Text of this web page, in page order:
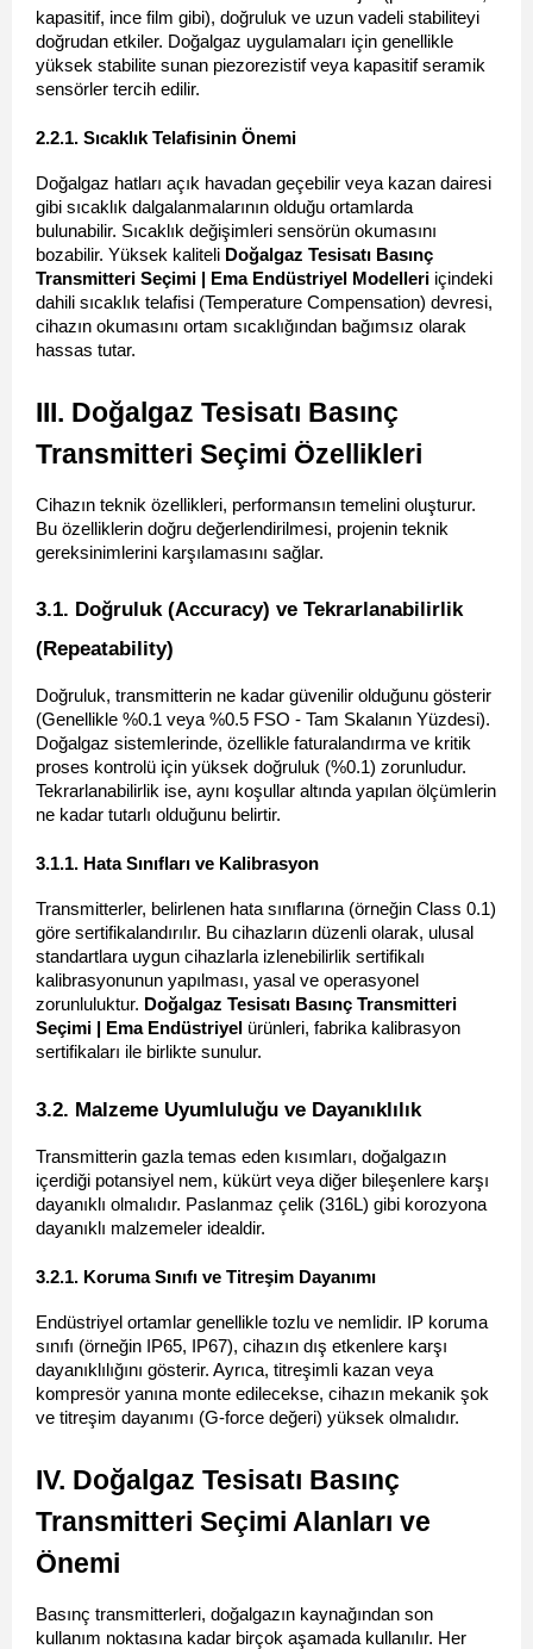
kapasitif, ince film gibi), doğruluk ve uzun vadeli stabiliteyi
doğrudan etkiler. Doğalgaz uygulamaları için genellikle
yüksek stabilite sunan piezorezistif veya kapasitif seramik
sensörler tercih edilir.
2.2.1. Sıcaklık Telafisinin Önemi
Doğalgaz hatları açık havadan geçebilir veya kazan dairesi
gibi sıcaklık dalgalanmalarının olduğu ortamlarda
bulunabilir. Sıcaklık değişimleri sensörün okumasını
bozabilir. Yüksek kaliteli Doğalgaz Tesisatı Basınç
Transmitteri Seçimi | Ema Endüstriyel Modelleri içindeki
dahili sıcaklık telafisi (Temperature Compensation) devresi,
cihazın okumasını ortam sıcaklığından bağımsız olarak
hassas tutar.
III. Doğalgaz Tesisatı Basınç
Transmitteri Seçimi Özellikleri
Cihazın teknik özellikleri, performansın temelini oluşturur.
Bu özelliklerin doğru değerlendirilmesi, projenin teknik
gereksinimlerini karşılamasını sağlar.
3.1. Doğruluk (Accuracy) ve Tekrarlanabilirlik
(Repeatability)
Doğruluk, transmitterin ne kadar güvenilir olduğunu gösterir
(Genellikle %0.1 veya %0.5 FSO - Tam Skalanın Yüzdesi).
Doğalgaz sistemlerinde, özellikle faturalandırma ve kritik
proses kontrolü için yüksek doğruluk (%0.1) zorunludur.
Tekrarlanabilirlik ise, aynı koşullar altında yapılan ölçümlerin
ne kadar tutarlı olduğunu belirtir.
3.1.1. Hata Sınıfları ve Kalibrasyon
Transmitterler, belirlenen hata sınıflarına (örneğin Class 0.1)
göre sertifikalandırılır. Bu cihazların düzenli olarak, ulusal
standartlara uygun cihazlarla izlenebilirlik sertifikalı
kalibrasyonunun yapılması, yasal ve operasyonel
zorunluluktur. Doğalgaz Tesisatı Basınç Transmitteri
Seçimi | Ema Endüstriyel ürünleri, fabrika kalibrasyon
sertifikaları ile birlikte sunulur.
3.2. Malzeme Uyumluluğu ve Dayanıklılık
Transmitterin gazla temas eden kısımları, doğalgazın
içerdiği potansiyel nem, kükürt veya diğer bileşenlere karşı
dayanıklı olmalıdır. Paslanmaz çelik (316L) gibi korozyona
dayanıklı malzemeler idealdir.
3.2.1. Koruma Sınıfı ve Titreşim Dayanımı
Endüstriyel ortamlar genellikle tozlu ve nemlidir. IP koruma
sınıfı (örneğin IP65, IP67), cihazın dış etkenlere karşı
dayanıklılığını gösterir. Ayrıca, titreşimli kazan veya
kompresör yanına monte edilecekse, cihazın mekanik şok
ve titreşim dayanımı (G-force değeri) yüksek olmalıdır.
IV. Doğalgaz Tesisatı Basınç
Transmitteri Seçimi Alanları ve
Önemi
Basınç transmitterleri, doğalgazın kaynağından son
kullanım noktasına kadar birçok aşamada kullanılır. Her